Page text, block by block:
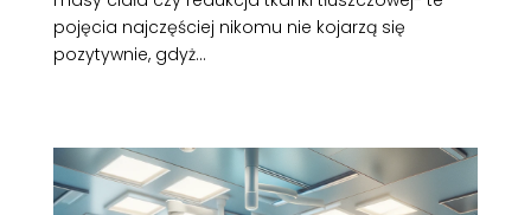
pojęcia najczęściej nikomu nie kojarzą się
pozytywnie, gdyż...